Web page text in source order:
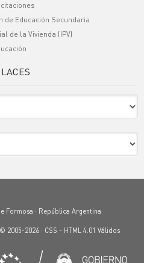
de Educación Secundaria
de la Vivienda (IPV)
Formosa · República Argentina
2005-2026 · CSS - HTML 4.01 Válidos